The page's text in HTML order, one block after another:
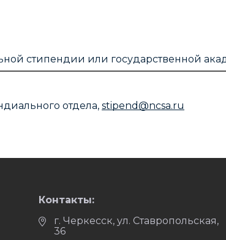
стипендии или государственной
отдела, stipend@ncsa.ru
Контакты:
г. Черкесск, ул. Ставропольская,
36